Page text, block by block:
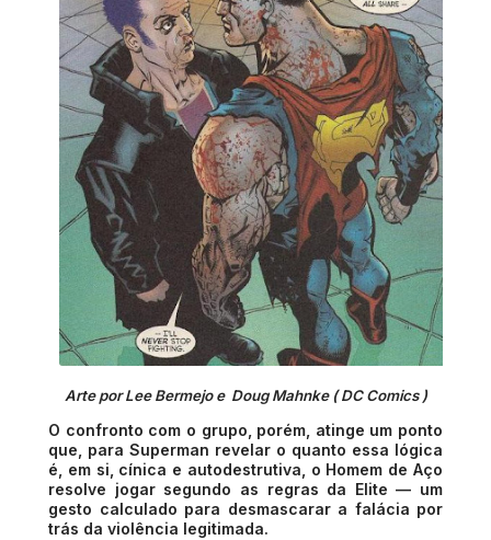
Arte por Lee Bermejo e Doug Mahnke ( DC Comics )
O confronto com o grupo, porém, atinge um ponto
que, para Superman revelar o quanto essa lógica
é, em si, cínica e autodestrutiva, o Homem de Aço
resolve jogar segundo as regras da Elite — um
gesto calculado para desmascarar a falácia por
trás da violência legitimada.